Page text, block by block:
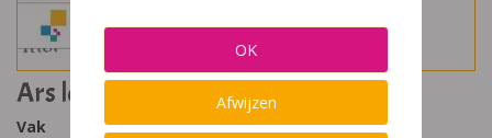
Ars legendi 6
Vak
OK
Afwijzen